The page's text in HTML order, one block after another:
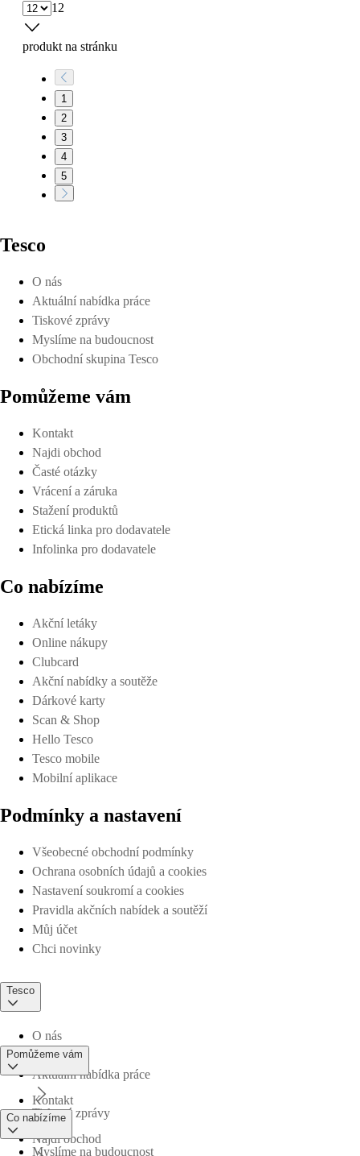
12
produkt na stránku
1
2
3
4
5
Tesco
O nás
Aktuální nabídka práce
Tiskové zprávy
Myslíme na budoucnost
Obchodní skupina Tesco
Pomůžeme vám
Kontakt
Najdi obchod
Časté otázky
Vrácení a záruka
Stažení produktů
Etická linka pro dodavatele
Infolinka pro dodavatele
Co nabízíme
Akční letáky
Online nákupy
Clubcard
Akční nabídky a soutěže
Dárkové karty
Scan & Shop
Hello Tesco
Tesco mobile
Mobilní aplikace
Podmínky a nastavení
Všeobecné obchodní podmínky
Ochrana osobních údajů a cookies
Nastavení soukromí a cookies
Pravidla akčních nabídek a soutěží
Můj účet
Chci novinky
Tesco
O nás
Aktuální nabídka práce
Tiskové zprávy
Myslíme na budoucnost
Pomůžeme vám
Kontakt
Najdi obchod
Co nabízíme